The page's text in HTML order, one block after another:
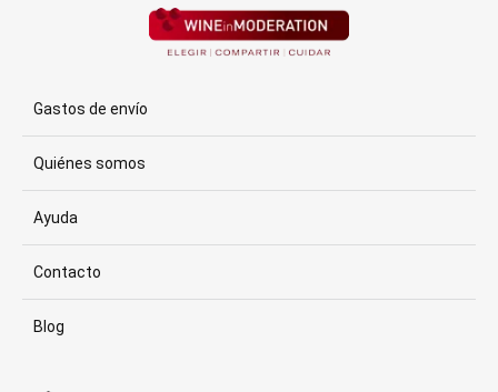
Gastos de envío
Quiénes somos
Ayuda
Contacto
Blog